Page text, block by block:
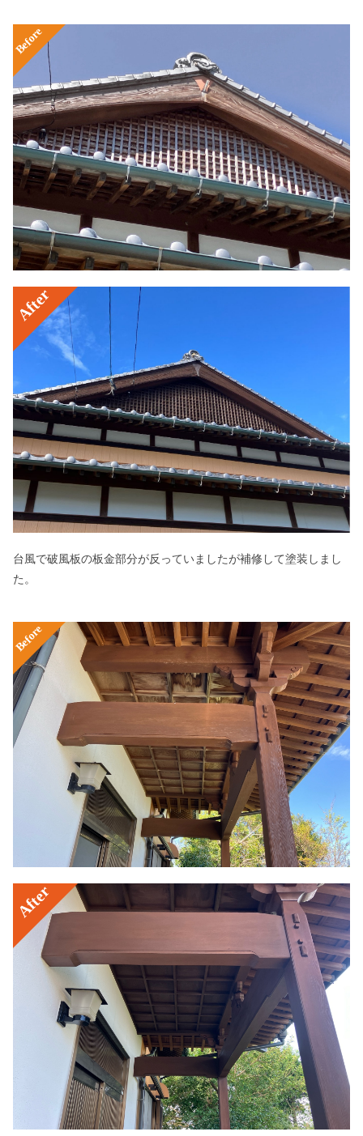
Before
After
台風で破風板の板金部分が反っていましたが補修して塗装しまし
た。
Before
After